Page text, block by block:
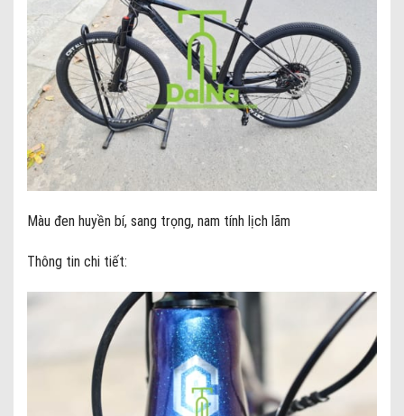
Màu đen huyền bí, sang trọng, nam tính lịch lãm
Thông tin chi tiết: